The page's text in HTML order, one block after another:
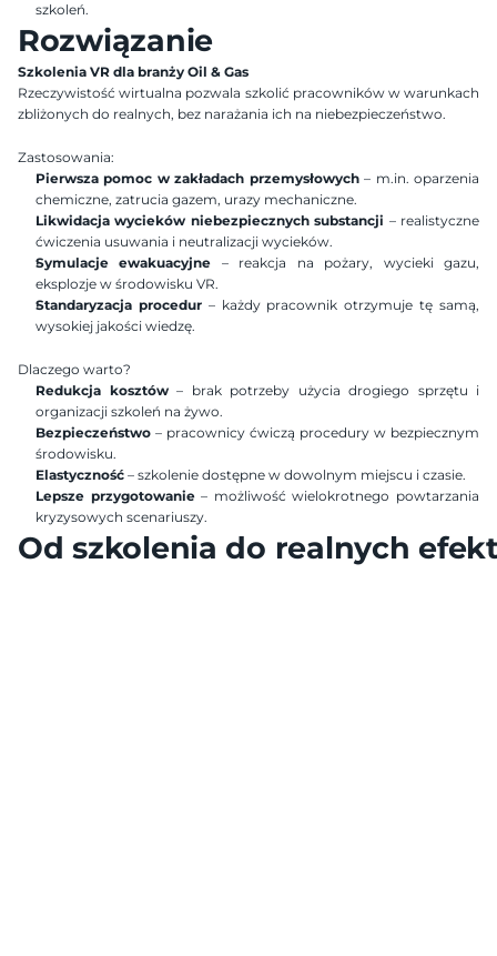
szkoleń.
Rozwiązanie
Szkolenia VR dla branży Oil & Gas
Rzeczywistość wirtualna pozwala szkolić pracowników w warunkach
zbliżonych do realnych, bez narażania ich na niebezpieczeństwo.
Zastosowania:
Pierwsza pomoc w zakładach przemysłowych – m.in. oparzenia
chemiczne, zatrucia gazem, urazy mechaniczne.
Likwidacja wycieków niebezpiecznych substancji – realistyczne
ćwiczenia usuwania i neutralizacji wycieków.
Symulacje ewakuacyjne – reakcja na pożary, wycieki gazu,
eksplozje w środowisku VR.
Standaryzacja procedur – każdy pracownik otrzymuje tę samą,
wysokiej jakości wiedzę.
Dlaczego warto?
Redukcja kosztów – brak potrzeby użycia drogiego sprzętu i
organizacji szkoleń na żywo.
Bezpieczeństwo – pracownicy ćwiczą procedury w bezpiecznym
środowisku.
Elastyczność – szkolenie dostępne w dowolnym miejscu i czasie.
Lepsze przygotowanie – możliwość wielokrotnego powtarzania
kryzysowych scenariuszy.
Od szkolenia do realnych